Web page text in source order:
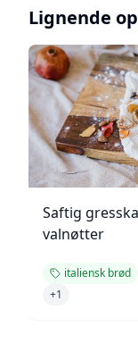
Lignende
Saftig
valnøtter
italiensk brød
+1